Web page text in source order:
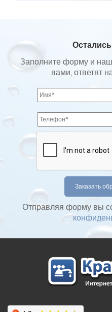
Заполните форму и
вами, ответят
Отправляя форму вы